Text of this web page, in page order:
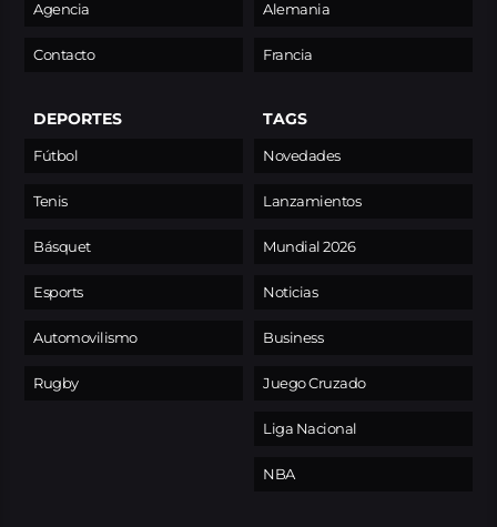
Agencia
Contacto
Alemania
Francia
DEPORTES
Fútbol
Tenis
Básquet
Esports
Automovilismo
Rugby
TAGS
Novedades
Lanzamientos
Mundial 2026
Noticias
Business
Juego Cruzado
Liga Nacional
NBA